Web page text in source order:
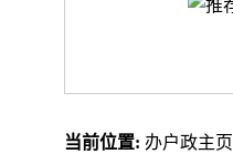
当前位置: 办户政主页